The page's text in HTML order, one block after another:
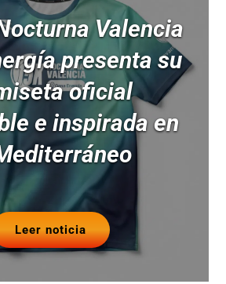
Valencia
presenta su
oficial
e inspirada en
Leer noticia